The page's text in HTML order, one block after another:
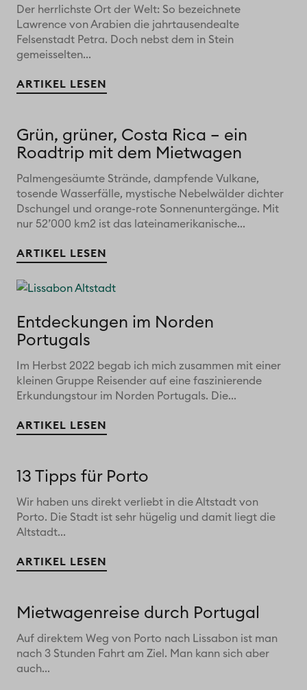
Der herrlichste Ort der Welt: So bezeichnete
Lawrence von Arabien die jahrtausendealte
Felsenstadt Petra. Doch nebst dem in Stein
gemeisselten...
ARTIKEL LESEN
Grün, grüner, Costa Rica – ein
Roadtrip mit dem Mietwagen
Palmengesäumte Strände, dampfende Vulkane,
tosende Wasserfälle, mystische Nebelwälder dichter
Dschungel und orange-rote Sonnenuntergänge. Mit
nur 52’000 km2 ist das lateinamerikanische...
ARTIKEL LESEN
Entdeckungen im Norden
Portugals
Im Herbst 2022 begab ich mich zusammen mit einer
kleinen Gruppe Reisender auf eine faszinierende
Erkundungstour im Norden Portugals. Die...
ARTIKEL LESEN
13 Tipps für Porto
Wir haben uns direkt verliebt in die Altstadt von
Porto. Die Stadt ist sehr hügelig und damit liegt die
Altstadt...
ARTIKEL LESEN
Mietwagenreise durch Portugal
Auf direktem Weg von Porto nach Lissabon ist man
nach 3 Stunden Fahrt am Ziel. Man kann sich aber
auch...